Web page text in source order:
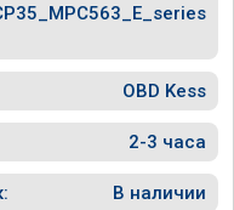
OBD Kess
2-3 часа
В наличии